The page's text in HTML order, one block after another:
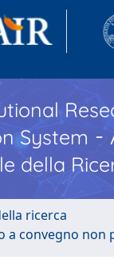
System -
della
ricerca
a convegno non